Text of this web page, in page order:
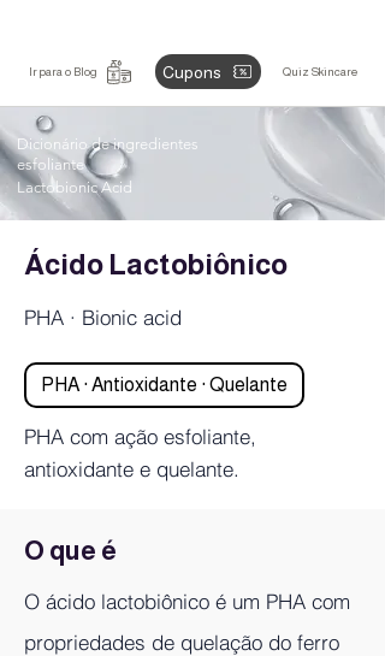
Ir para o Blog Cupons Quiz Skincare
esfoliante
Lactobionic Acid
Dicionário de ingredientes
Ácido Lactobiônico
PHA · Bionic acid
PHA · Antioxidante · Quelante
PHA com ação esfoliante,
antioxidante e quelante.
O que é
O ácido lactobiônico é um PHA com
propriedades de quelação do ferro